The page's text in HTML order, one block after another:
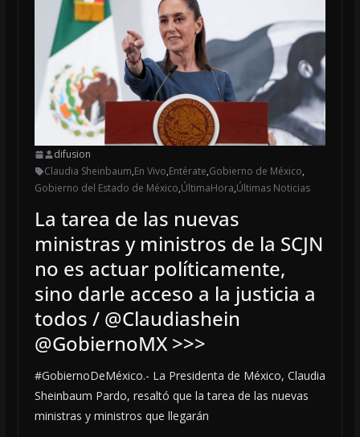
difusion
Claudia Sheinbaum,En Vivo,Entérate,Gobierno de México,
Gobierno del Estado de México,ÚltimaHora,Últimas Noticias
La tarea de las nuevas
ministras y ministros de la SCJN
no es actuar políticamente,
sino darle acceso a la justicia a
todos / @Claudiashein
@GobiernoMX >>>
#GobiernoDeMéxico.- La Presidenta de México, Claudia
Sheinbaum Pardo, resaltó que la tarea de las nuevas
ministras y ministros que llegarán